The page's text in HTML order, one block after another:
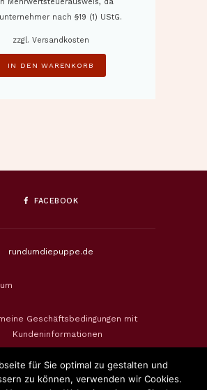
nach §19 (1) UStG.
zzgl. Versandkosten
IN DEN WARENKORB
FACEBOOK
rundumdiepuppe.de
Geschäftsbedingungen mit
Kundeninformationen
für Sie optimal zu gestalten und
zu können, verwenden wir Cookies.